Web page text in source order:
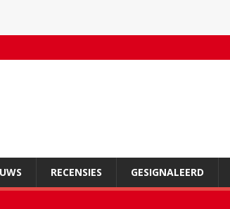
RECENSIES GESIGNALEERD